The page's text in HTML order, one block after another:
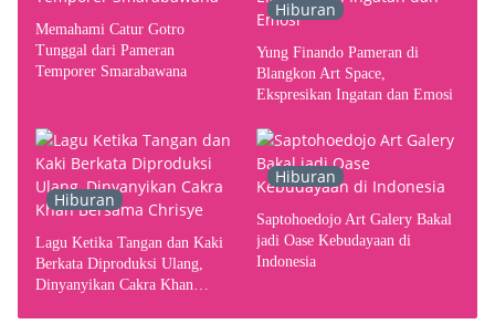
Memahami Catur Gotro
Tunggal dari Pameran
Temporer Smarabawana
Hiburan
Yung Finando Pameran di
Blangkon Art Space,
Ekspresikan Ingatan dan Emosi
Hiburan
Lagu Ketika Tangan dan Kaki
Berkata Diproduksi Ulang,
Dinyanyikan Cakra Khan
Hiburan
Saptohoedojo Art Galery Bakal
jadi Oase Kebudayaan di
Indonesia